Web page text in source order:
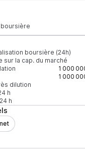
boursière (24h)
sur la cap. du marché
1 000
1 000
dilution
h
h